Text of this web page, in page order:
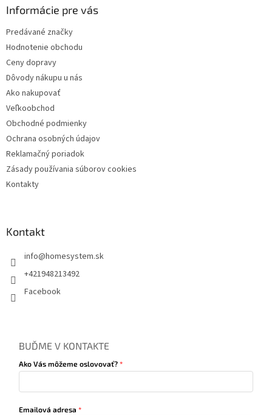
Informácie pre vás
Predávané značky
Hodnotenie obchodu
Ceny dopravy
Dôvody nákupu u nás
Ako nakupovať
Veľkoobchod
Obchodné podmienky
Ochrana osobných údajov
Reklamačný poriadok
Zásady používania súborov cookies
Kontakty
Kontakt
info@homesystem.sk
+421948213492
Facebook
BUĎME V KONTAKTE
Ako Vás môžeme oslovovať?
Emailová adresa